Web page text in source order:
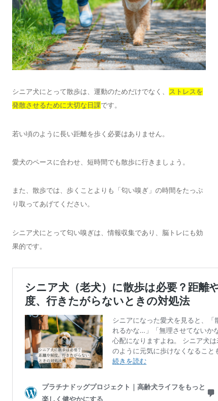
シニア犬にとって散歩は、運動のためだけでなく、
ストレスを
発散させるために大切な日課です。
若い頃のように長い距離を歩く必要はありません。
愛犬のペースに合わせ、短時間でも散歩に行きましょう。
また、散歩では、歩くことよりも「匂い嗅ぎ」の時間をたっぷ
り取ってあげてください。
シニア犬にとって匂い嗅ぎは、情報収集であり、脳トレにも効
果的です。